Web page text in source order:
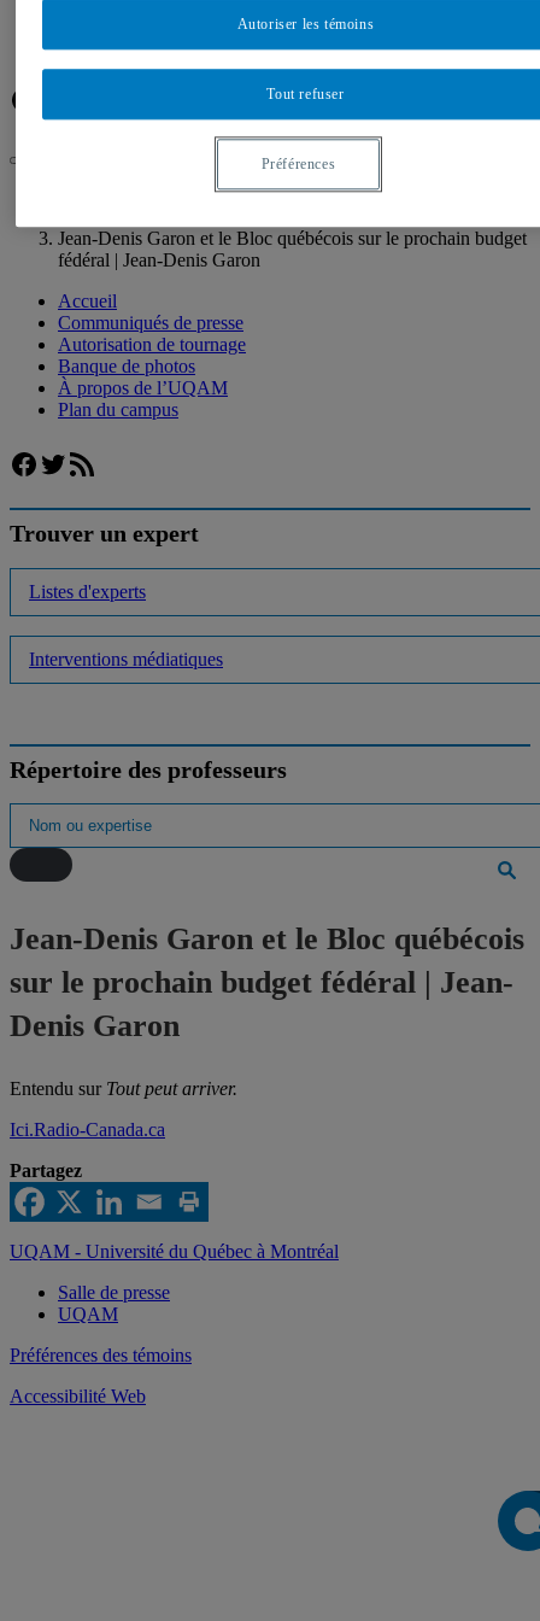
Plan du campus
Facebook
Jean-Denis Garon et le Bloc québécois sur le prochain budget
fédéral | Jean-Denis Garon
Accueil
Communiqués de presse
Autorisation de tournage
Banque de photos
À propos de l’UQAM
Plan du campus
Facebook
Twitter
Flux RSS
Trouver un expert
Listes d'experts
Interventions médiatiques
Répertoire des professeurs
Jean-Denis Garon et le Bloc québécois
sur le prochain budget fédéral | Jean-
Denis Garon
Entendu sur Tout peut arriver.
Ici.Radio-Canada.ca
Partagez
UQAM - Université du Québec à Montréal
Salle de presse
UQAM
Préférences des témoins
Accessibilité Web
Tout refuser
Autoriser les témoins
Préférences